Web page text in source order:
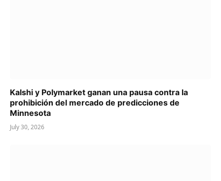
Kalshi y Polymarket ganan una pausa contra la
prohibición del mercado de predicciones de
Minnesota
July 30, 2026